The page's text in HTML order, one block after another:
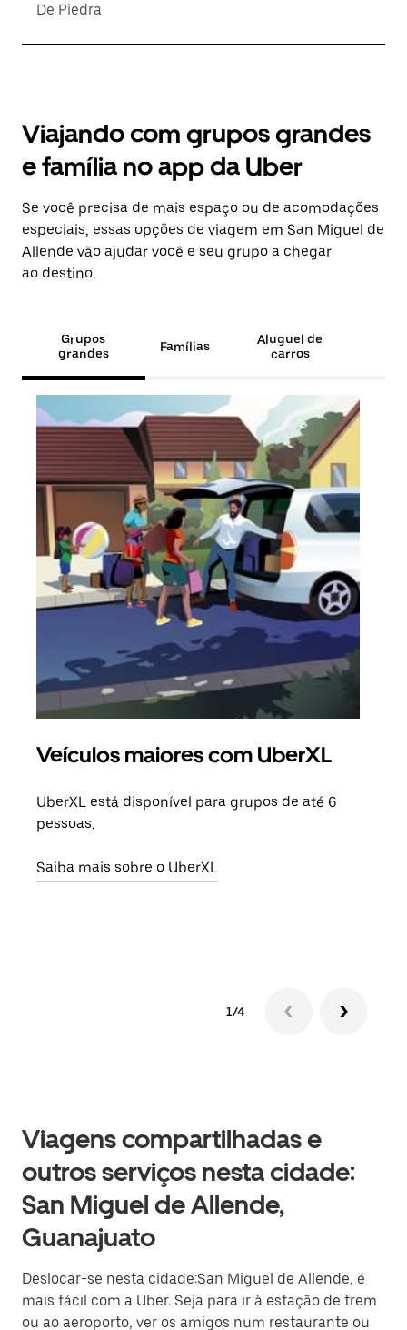
De Piedra
Viajando com grupos grandes
e família no app da Uber
Se você precisa de mais espaço ou de acomodações
especiais, essas opções de viagem em San Miguel de
Allende vão ajudar você e seu grupo a chegar
ao destino.
Grupos
grandes
Famílias
Aluguel de
carros
Veículos maiores com UberXL
UberXL está disponível para grupos de até 6
pessoas.
Saiba mais sobre o UberXL
1/4
Viagens compartilhadas e
outros serviços nesta cidade:
San Miguel de Allende,
Guanajuato
Deslocar-se nesta cidade:San Miguel de Allende, é
mais fácil com a Uber. Seja para ir à estação de trem
ou ao aeroporto, ver os amigos num restaurante ou